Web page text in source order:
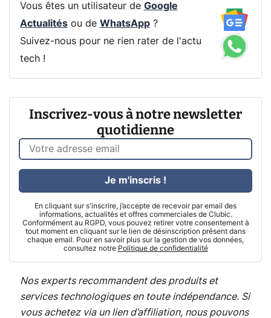
Vous êtes un utilisateur de Google
Actualitésou de WhatsApp?
Suivez-nous pour ne rien rater de l'actu
tech !
Inscrivez-vous à notre newsletter
quotidienne
En cliquant sur s'inscrire, j’accepte de recevoir par email des
informations, actualités et offres commerciales de Clubic.
Conformément au RGPD, vous pouvez retirer votre consentement à
tout moment en cliquant sur le lien de désinscription présent dans
chaque email. Pour en savoir plus sur la gestion de vos données,
consultez notre Politique de confidentialité
Je m'inscris !
Nos experts recommandent des produits et
services technologiques en toute indépendance. Si
vous achetez via un lien d’affiliation, nous pouvons